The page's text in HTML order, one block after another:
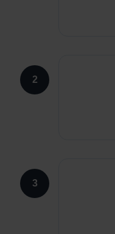
2
3